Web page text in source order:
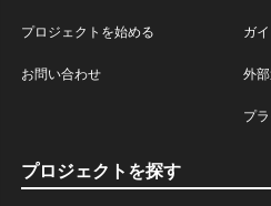
プロジェクトを始める
お問い合わせ
ガ
外
プ
プロジェクトを探す